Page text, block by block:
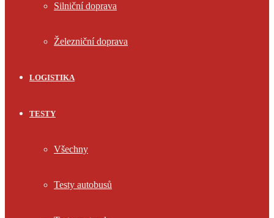
Silniční doprava
Železniční doprava
LOGISTIKA
TESTY
Všechny
Testy autobusů